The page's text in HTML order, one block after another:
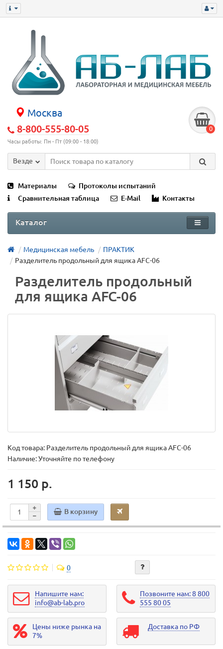
Москва
8-800-555-80-05
Часы работы: Пн - Пт (09:00 - 18:00)
0
Везде
Материалы
Протоколы испытаний
Сравнительная таблица
E-Mail Контакты
Каталог
Медицинская мебель
ПРАКТИК
Разделитель продольный для ящика AFC-06
Разделитель продольный
для ящика AFC-06
Код товара: Разделитель продольный для ящика AFC-06
Наличие: Уточняйте по телефону
1 150 р.
В корзину
0
Напишите нам:
info@ab-lab.pro
Позвоните нам: 8 800
555 80 05
Цены ниже рынка на
7%
Доставка по РФ